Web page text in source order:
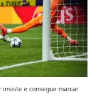
e consegue marcar